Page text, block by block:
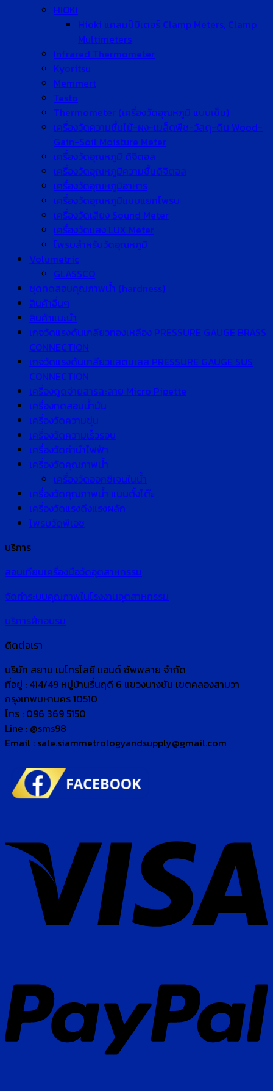
HIOKI
Hioki แคลมป์มิเตอร์ Clamp Meters, Clamp
Multimeters
Infrared Thermometer
Kyoritsu
Memmert
Testo
Thermometer (เครื่องวัดอุณหภูมิ แบบเข็ม)
เครื่องวัดความชื้นไม้-ผง-เมล็ดพืช-วัสดุ-ดิน Wood-
Gain-Soil Moisture Meter
เครื่องวัดอุณหภูมิ ดิจิตอล
เครื่องวัดอุณหภูมิความชื้นดิจิตอล
เครื่องวัดอุณหภูมิอาหาร
เครื่องวัดอุณหภูมิแบบแยกโพรบ
เครื่องวัดเสียง Sound Meter
เครื่องวัดแสง LUX Meter
โพรบสำหรับวัดอุณหภูมิ
Volumetric
GLASSCO
ชุดทดสอบคุณภาพน้ำ (hardness)
สินค้าอื่นๆ
สินค้าแนะนำ
เกจวัดแรงดันเกลียวทองเหลือง PRESSURE GAUGE BRASS
CONNECTION
เกจวัดแรงดันเกลียวแสตนเลส PRESSURE GAUGE SUS
CONNECTION
เครื่องดูดจ่ายสารละลาย Micro Pipette
เครื่องทดสอบน้ำมัน
เครื่องวัดความขุ่น
เครื่องวัดความเร็วรอบ
เครื่องวัดค่านำไฟฟ้า
เครื่องวัดคุณภาพน้ำ
เครื่องวัดออกซิเจนในน้ำ
เครื่องวัดคุณภาพน้ำ แบบตั้งโต๊ะ
เครื่องวัดแรงดึงแรงผลัก
โพรบวัดพีเอช
บริการ
สอบเทียบเครื่องมือวัดอุตสาหกรรม
จัดทำระบบคุณภาพในโรงงานอุตสาหกรรม
บริการฝึกอบรม
ติดต่อเรา
บริษัท สยาม เมโทรโลยี แอนด์ ซัพพลาย จำกัด
ที่อยู่ : 414/49 หมู่บ้านรื่นฤดี 6 แขวงบางชัน เขตคลองสามวา
กรุงเทพมหานคร 10510
โทร : 096 369 5150
Line : @sms98
Email : sale.siammetrologyandsupply@gmail.com